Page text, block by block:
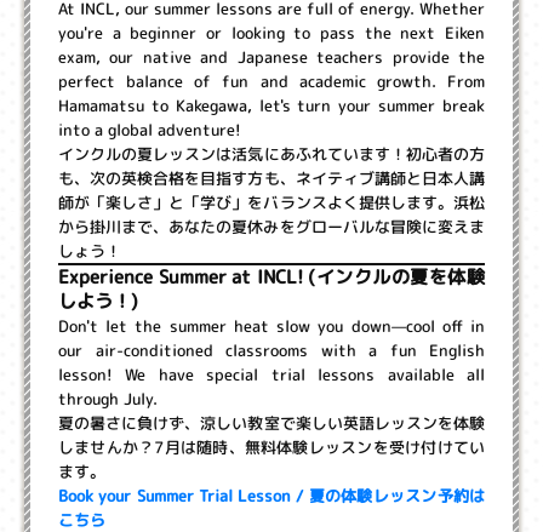
At INCL, our summer lessons are full of energy. Whether
you're a beginner or looking to pass the next Eiken
exam, our native and Japanese teachers provide the
perfect balance of fun and academic growth. From
Hamamatsu to Kakegawa, let's turn your summer break
into a global adventure!
インクルの夏レッスンは活気にあふれています！初心者の方
も、次の英検合格を目指す方も、ネイティブ講師と日本人講
師が「楽しさ」と「学び」をバランスよく提供します。浜松
から掛川まで、あなたの夏休みをグローバルな冒険に変えま
しょう！
Experience Summer at INCL! (インクルの夏を体験
しよう！)
Don't let the summer heat slow you down—cool off in
our air-conditioned classrooms with a fun English
lesson! We have special trial lessons available all
through July.
夏の暑さに負けず、涼しい教室で楽しい英語レッスンを体験
しませんか？7月は随時、無料体験レッスンを受け付けてい
ます。
Book your Summer Trial Lesson / 夏の体験レッスン予約は
こちら